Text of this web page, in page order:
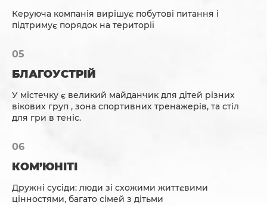
Керуюча компанія вирішує побутові питання і
підтримує порядок на території
БЛАГОУСТРІЙ
У містечку є великий майданчик для дітей різних
вікових груп , зона спортивних тренажерів, та стіл
для гри в теніс.
КОМ’ЮНІТІ
Дружні сусіди: люди зі схожими життєвими
цінностями, багато сімей з дітьми